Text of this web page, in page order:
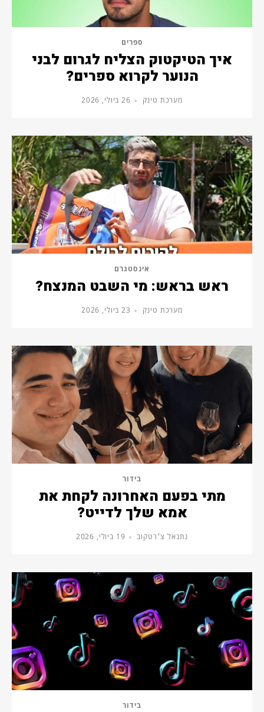
ספרים
איך הטיקטוק הצליח לגרום לבני
הנוער לקרוא ספרים?
מערכת טינק 26 ביולי, 2026
אינסטגרם
ראש בראש: מי השבט המנצח?
מערכת טינק 23 ביולי, 2026
בידור
מתי בפעם האחרונה לקחת את
אמא שלך לדייט?
נתנאל צ׳רטקוב 19 ביולי, 2026
בידור